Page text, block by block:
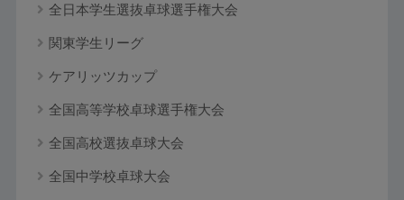
全日本学生選抜卓球選手権大会
関東学生リーグ
ケアリッツカップ
全国高等学校卓球選手権大会
全国高校選抜卓球大会
全国中学校卓球大会